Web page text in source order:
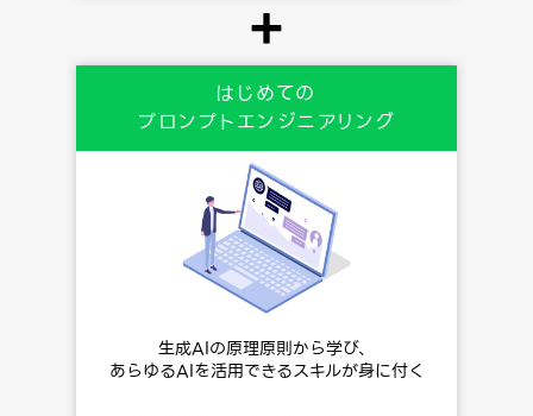
＋
はじめての
プロンプトエンジニアリング
生成AIの原理原則から学び、
あらゆるAIを活用できるスキルが身に付く